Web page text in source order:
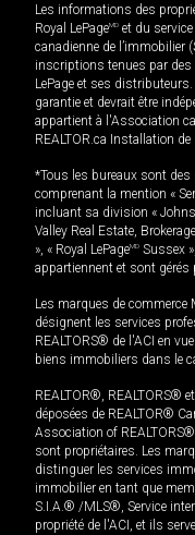
Les informations des
Royal LePageMD et du
canadienne de l’immobilier
inscriptions tenues par des
LePage et ses
garantie et devrait être
appartient à l'Association
REALTOR.ca Installation
*Tous les bureaux sont des
comprenant la mention «
incluant sa division «
Valley Real Estate,
», « Royal LePageMD Sussex
appartiennent et sont gérés
Les marques de
désignent les services
REALTORS® de l'ACI en
biens immobiliers dans le
REALTOR®, REALTORS®
déposées de REALTOR®
Association of
sont propriétaires. Les
distinguer les services
immobilier en tant que
S.I.A.® /MLS®, Service
propriété de l'ACI, et ils